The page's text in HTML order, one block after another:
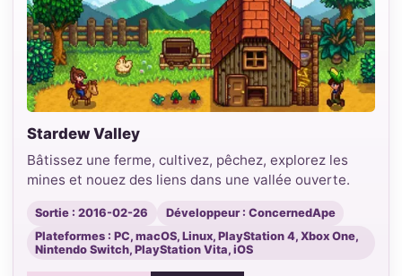
Stardew Valley
Bâtissez une ferme, cultivez, pêchez, explorez les
mines et nouez des liens dans une vallée ouverte.
Sortie : 2016-02-26
Développeur : ConcernedApe
Plateformes : PC, macOS, Linux, PlayStation 4, Xbox One,
Nintendo Switch, PlayStation Vita, iOS